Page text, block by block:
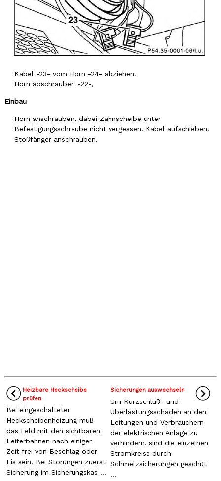
Kabel -23- vom Horn -24- abziehen.
Horn abschrauben -22-,
Einbau
Horn anschrauben, dabei Zahnscheibe unter
Befestigungsschraube nicht vergessen. Kabel aufschieben.
Stoßfänger anschrauben.
Heizbare Heckscheibe
prüfen
Bei eingeschalteter
Heckscheibenheizung muß
das Feld mit den sichtbaren
Leiterbahnen nach einiger
Zeit frei von Beschlag oder
Eis sein. Bei Störungen zuerst
Sicherung im Sicherungskas ...
Sicherungen auswechseln
Um Kurzschluß- und
Überlastungsschäden an den
Leitungen und Verbrauchern
der elektrischen Anlage zu
verhindern, sind die einzelnen
Stromkreise durch
Schmelzsicherungen geschüt
...